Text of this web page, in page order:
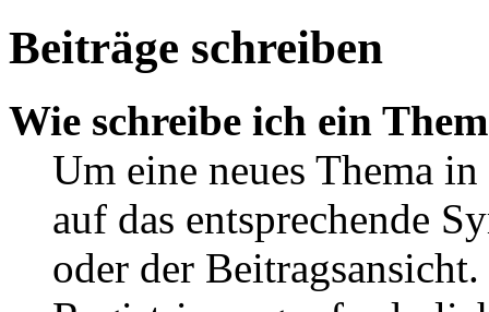
Beiträge schreiben
Wie schreibe ich ein
Um eine neues Thema
auf das entsprechende
oder der